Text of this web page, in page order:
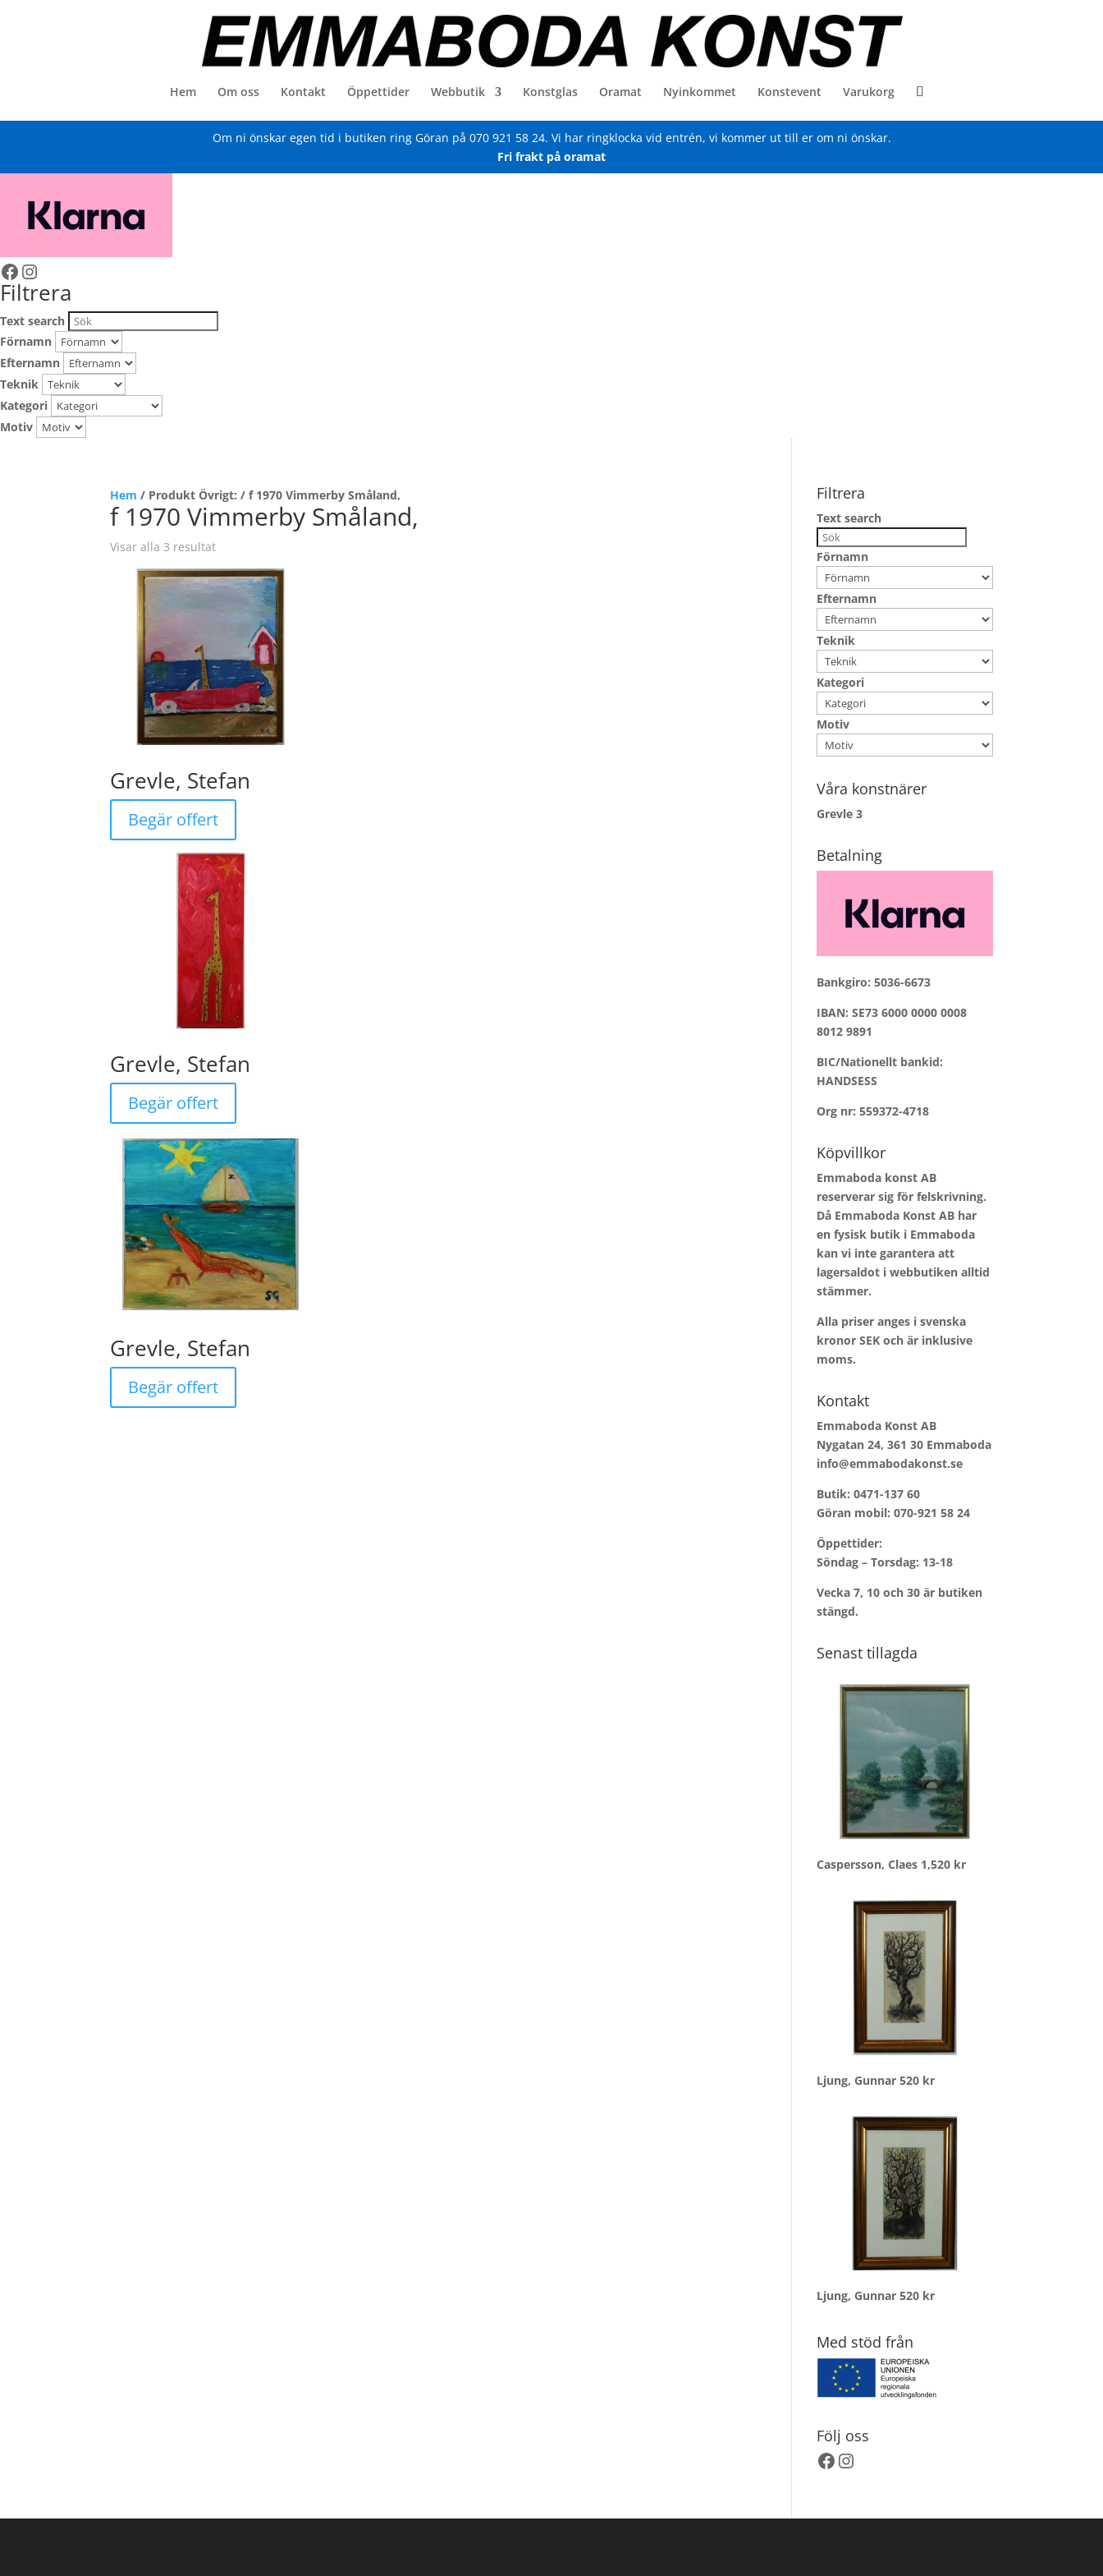
Hem Om oss Kontakt Öppettider Webbutik Konstglas Oramat Nyinkommet Konstevent Varukorg
Om ni önskar egen tid i butiken ring Göran på 070 921 58 24. Vi har ringklocka vid entrén, vi kommer ut till er om ni önskar.
Fri frakt på oramat
Facebook
Instagram
Filtrera
Text search
Förnamn
Efternamn
Teknik
Kategori
Motiv
Hem / Produkt Övrigt: / f 1970 Vimmerby Småland,
f 1970 Vimmerby Småland,
Visar alla 3 resultat
Grevle, Stefan
Begär offert
Grevle, Stefan
Begär offert
Grevle, Stefan
Begär offert
Filtrera
Text search
Förnamn
Efternamn
Teknik
Kategori
Motiv
Våra konstnärer
Grevle 3
Betalning
Bankgiro: 5036-6673
IBAN: SE73 6000 0000 0008
8012 9891
BIC/Nationellt bankid:
HANDSESS
Org nr: 559372-4718
Köpvillkor
Emmaboda konst AB
reserverar sig för felskrivning.
Då Emmaboda Konst AB har
en fysisk butik i Emmaboda
kan vi inte garantera att
lagersaldot i webbutiken alltid
stämmer.
Alla priser anges i svenska
kronor SEK och är inklusive
moms.
Kontakt
Emmaboda Konst AB
Nygatan 24, 361 30 Emmaboda
info@emmabodakonst.se
Butik: 0471-137 60
Göran mobil: 070-921 58 24
Öppettider:
Söndag – Torsdag: 13-18
Vecka 7, 10 och 30 är butiken
stängd.
Senast tillagda
Caspersson, Claes 1,520 kr
Ljung, Gunnar 520 kr
Ljung, Gunnar 520 kr
Med stöd från
Följ oss
Facebook
Instagram